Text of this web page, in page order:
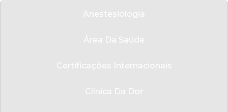
Anestesiologia
Área Da Saúde
Certificações Internacionais
Clínica Da Dor